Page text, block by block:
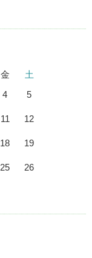
金
土
4 5
11 12
18 19
25 26